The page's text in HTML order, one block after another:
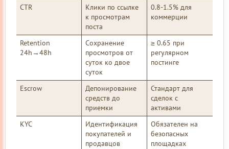
CTR
Клики по ссылке
к просмотрам
поста
0.8-1.5% для
коммерции
Retention
24h→48h
Сохранение
просмотров от
суток ко двое
суток
≥ 0.65 при
регулярном
постинге
Escrow
Депонирование
средств до
приемки
Стандарт для
сделок с
активами
KYC
Идентификация
покупателей и
продавцов
Обязателен на
безопасных
площадках